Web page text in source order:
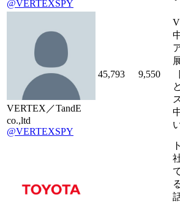
@VERTEXSPY
VERTEX／TandE
co.,ltd
@VERTEXSPY
45,793 9,550